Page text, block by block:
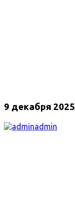
9 декабря 2025
admin